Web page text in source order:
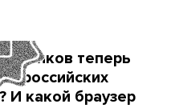
банков теперь
российских
И какой браузер